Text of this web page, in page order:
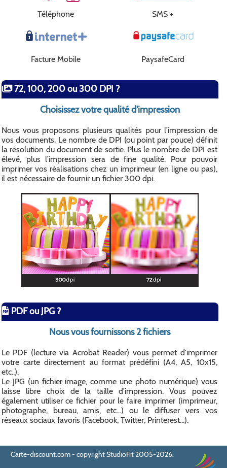
Téléphone SMS +
Facture Mobile PaysafeCard
72, 100, 200 ou 300 DPI ?
Choisissez votre qualité d'impression
Nous vous proposons plusieurs qualités pour l’impression de
vos documents. Le nombre de DPI (ou point par pouce) définit
la résolution du document de sortie. Plus le nombre de DPI est
élevé, plus l’impression sera de fine qualité. Pour pouvoir
imprimer vos réalisations chez un imprimeur (en ligne ou pas),
il est nécessaire de fournir un fichier 300 dpi.
PDF ou JPG ?
Nous vous fournissons 2 fichiers
Le PDF (lecture via Acrobat Reader) vous permet d'imprimer
votre carte directement au format prédéfini (A4, A5, 10x15,
etc..).
Le JPG (un fichier image, comme une photo numérique) vous
laisse libre choix de la taille d'impression. Vous pouvez
également utiliser ce fichier pour le faire imprimer (imprimeur,
photographe, bureau, amis, etc...) ou le diffuser vers vos
réseaux sociaux favoris (Facebook, Twitter, Printerest...).
Carte-discount.com - copyright StudioFrt 2005-2026.